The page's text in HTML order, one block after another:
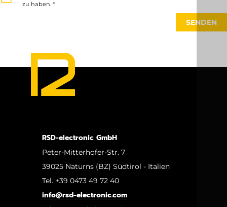
zu haben. *
SENDEN
RSD-electronic GmbH
Peter-Mitterhofer-Str. 7
39025 Naturns (BZ) Südtirol - Italien
Tel. +39 0473 49 72 40
info@rsd-electronic.com